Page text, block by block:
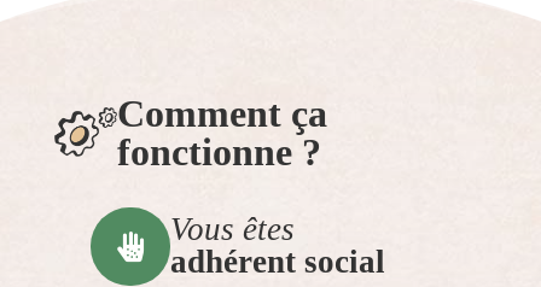
Comment ça
fonctionne ?

Vous êtes
adhérent social